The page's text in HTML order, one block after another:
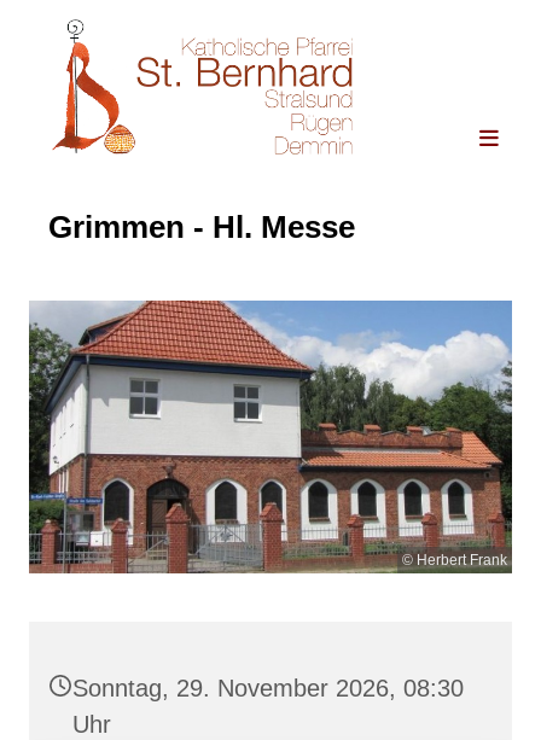
Grimmen - Hl. Messe
© Herbert Frank
Sonntag, 29. November 2026, 08:30
Uhr